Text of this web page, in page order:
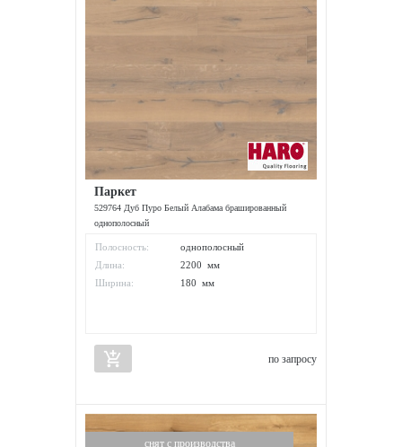
Паркет
529764 Дуб Пуро Белый Алабама брашированный
однополосный
Полосность:
однополосный
Длина:
2200 мм
Ширина:
180 мм
add_shopping_cart по запросу
снят с производства